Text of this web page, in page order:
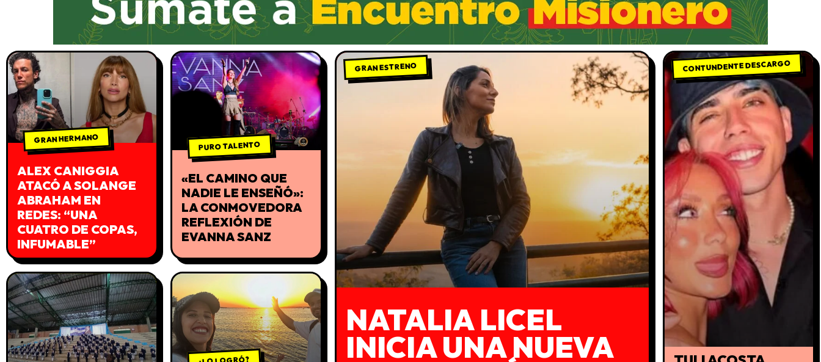
GRAN HERMANO
ALEX CANIGGIA
ATACÓ A SOLANGE
ABRAHAM EN
REDES: “UNA
CUATRO DE COPAS,
INFUMABLE”
PURO TALENTO
«EL CAMINO QUE
NADIE LE ENSEÑÓ»:
LA CONMOVEDORA
REFLEXIÓN DE
EVANNA SANZ
GRAN ESTRENO
NATALIA LICEL
INICIA UNA NUEVA
CONTUNDENTE DESCARGO